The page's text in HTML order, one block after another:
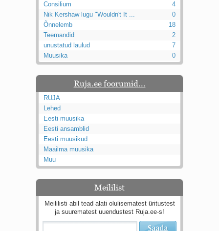
Consilium
4
Nik Kershaw lugu "Wouldn't It ...
0
Õnnelemb
18
Teemandid
2
unustatud laulud
7
Muusika
0
Ruja.ee foorumid...
RUJA
Lehed
Eesti muusika
Eesti ansamblid
Eesti muusikud
Maailma muusika
Muu
Meililist
Meililisti abil tead alati olulisematest üritustest
ja suurematest uuendustest Ruja.ee-s!